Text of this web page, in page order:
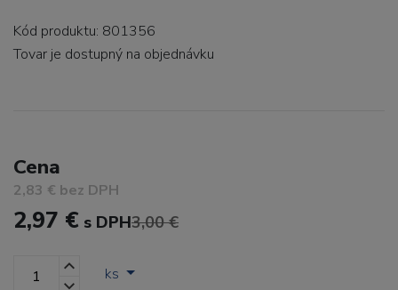
Kód produktu: 801356
Tovar je dostupný na objednávku
Cena
2,83 € bez DPH
2,97 € s DPH3,00 €
ks